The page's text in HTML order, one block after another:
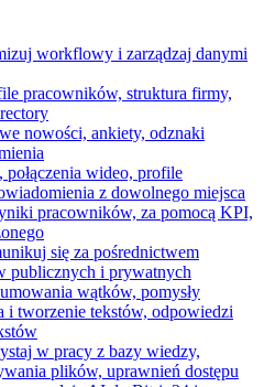
workflowy i zarządzaj danymi
pracowników, struktura firmy,
nowości, ankiety, odznaki
połączenia wideo, profile
z dowolnego miejsca
pracowników, za pomocą KPI,
się za pośrednictwem
publicznych i prywatnych
wątków, pomysły
i tworzenie tekstów, odpowiedzi
w pracy z bazy wiedzy,
plików, uprawnień dostępu